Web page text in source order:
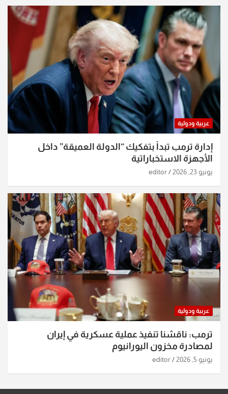
عربية ودولية
إدارة ترمب تبدأ بتفكيك “الدولة العميقة” داخل
الأجهزة الاستخباراتية
يونيو 23, 2026 editor
عربية ودولية
ترمب: ناقشنا تنفيذ عملية عسكرية في إيران
لمصادرة مخزون اليورانيوم
يونيو 5, 2026 editor